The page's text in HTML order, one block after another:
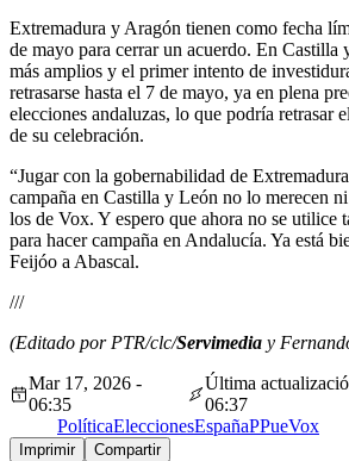
Extremadura y Aragón tienen como fecha
de mayo para cerrar un acuerdo. En Castilla
más amplios y el primer intento de
retrasarse hasta el 7 de mayo, ya en plena
elecciones andaluzas, lo que podría retrasar
de su celebración.
“Jugar con la gobernabilidad de
campaña en Castilla y León no lo merecen
los de Vox. Y espero que ahora no se utilice
para hacer campaña en Andalucía. Ya está
Feijóo a Abascal.
///
(Editado por PTR/clc/Servimedia y
Mar 17, 2026 -
06:35
Última
06:37
PolíticaEleccionesEspañaPPueVox
Imprimir Compartir